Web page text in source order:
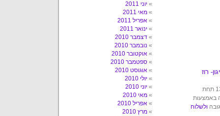
רוז
הפוסט הזה נכתב על ידי עשבר ביום רביעי, 29 ביוני, 2011 בשעה 13:18 תחת
באמצעות
ולשלוח
יוני 2011
מאי 2011
אפריל 2011
ינואר 2011
דצמבר 2010
נובמבר 2010
אוקטובר 2010
ספטמבר 2010
אוגוסט 2010
יולי 2010
יוני 2010
מאי 2010
אפריל 2010
מרץ 2010